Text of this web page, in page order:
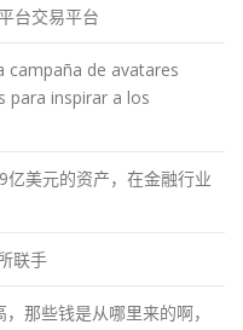
台交易平台
campaña de avatares
para inspirar a los
美元的资产，在金融行业
联手
那些钱是从哪里来的啊，